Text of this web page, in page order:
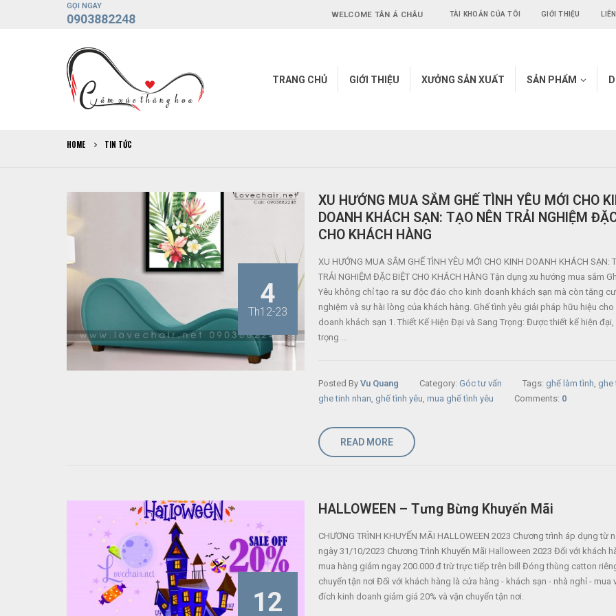
GỌI NGAY
0903882248 WELCOME TÂN Á CHÂU TÀI KHOẢN CỦA TÔI GIỚI THIỆU
TRANG CHỦ GIỚI THIỆU XƯỞNG SẢN XUẤT SẢN PHẨM
HOME TIN TỨC
4
Th12-23
XU HƯỚNG MUA SẮM GHẾ TÌNH YÊU MỚI CHO
DOANH KHÁCH SẠN: TẠO NÊN TRẢI NGHIỆM
CHO KHÁCH HÀNG
XU HƯỚNG MUA SẮM GHẾ TÌNH YÊU MỚI CHO KINH DOANH KHÁCH SẠN:
TRẢI NGHIỆM ĐẶC BIỆT CHO KHÁCH HÀNG Tận dụng xu hướng mua sắm
Yêu không chỉ tạo ra sự độc đáo cho kinh doanh khách sạn mà còn tăng
nghiệm và sự hài lòng của khách hàng. Ghế tình yêu giải pháp hữu hiệu cho
doanh khách sạn 1. Thiết Kế Hiện Đại và Sang Trọng: Được thiết kế hiện đại,
trọng ...
Posted By Vu Quang Category: Góc tư vấn Tags: ghế làm tình, ghe
ghe tinh nhan, ghế tình yêu, mua ghế tình yêu Comments: 0
READ MORE
12
HALLOWEEN – Tưng Bừng Khuyến Mãi
CHƯƠNG TRÌNH KHUYẾN MÃI HALLOWEEN 2023 Chương trình áp dụng từ
ngày 31/10/2023 Chương Trình Khuyến Mãi Halloween 2023 Đối với khách
mua hàng giảm ngay 200.000 đ trừ trực tiếp trên bill Đóng thùng catton
chuyển tận nơi Đối với khách hàng là cửa hàng - khách sạn - nhà nghỉ - mua
đích kinh doanh giảm giá 20% và vận chuyển tận nơi.
XU HƯỚNG MUA SẮM GHẾ TÌNH
YÊU MỚI CHO KINH DOANH
KHÁCH SẠN: TẠO NÊN TRẢI
NGHIỆM ĐẶC BIỆT CHO KHÁCH HÀNG
Tháng mười hai 4, 2023
Ghế Tình Yêu – Những mẫu ghế
tình nhân siêu HOT và mới nhất
2021
Tháng năm 4, 2021
Đơn vị chuyên sản xuất và phân
phối sỉ lẻ ghế tình yêu
Tháng tư 9, 2021
XU HƯỚNG MUA SẮM
YÊU MỚI CHO KINH
Khuyến Mãi